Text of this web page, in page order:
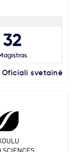
32
Oficiali svetainė